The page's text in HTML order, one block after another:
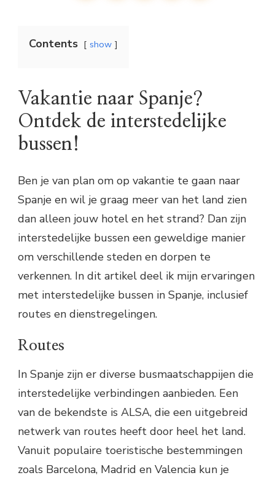
Contents show
Vakantie naar Spanje?
Ontdek de interstedelijke
bussen!
Ben je van plan om op vakantie te gaan naar
Spanje en wil je graag meer van het land zien
dan alleen jouw hotel en het strand? Dan zijn
interstedelijke bussen een geweldige manier
om verschillende steden en dorpen te
verkennen. In dit artikel deel ik mijn ervaringen
met interstedelijke bussen in Spanje, inclusief
routes en dienstregelingen.
Routes
In Spanje zijn er diverse busmaatschappijen die
interstedelijke verbindingen aanbieden. Een
van de bekendste is ALSA, die een uitgebreid
netwerk van routes heeft door heel het land.
Vanuit populaire toeristische bestemmingen
zoals Barcelona, Madrid en Valencia kun je